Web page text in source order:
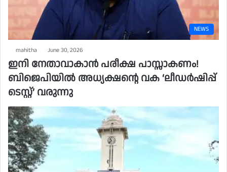
NEWS
mahitha June 30, 2026
ഇനി നേതാവാകാൻ പരീക്ഷ പാസ്സാകണം!
ബിജെപിയിൽ അധ്യക്ഷന്റെ വക ‘ലീഡർഷിപ്പ്
ടെസ്റ്റ്’ വരുന്നു